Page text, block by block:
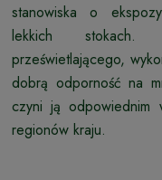
stanowiska o
lekkich stokach.
prześwietlającego,
dobrą odporność na
czyni ją odpowiednim
regionów kraju.